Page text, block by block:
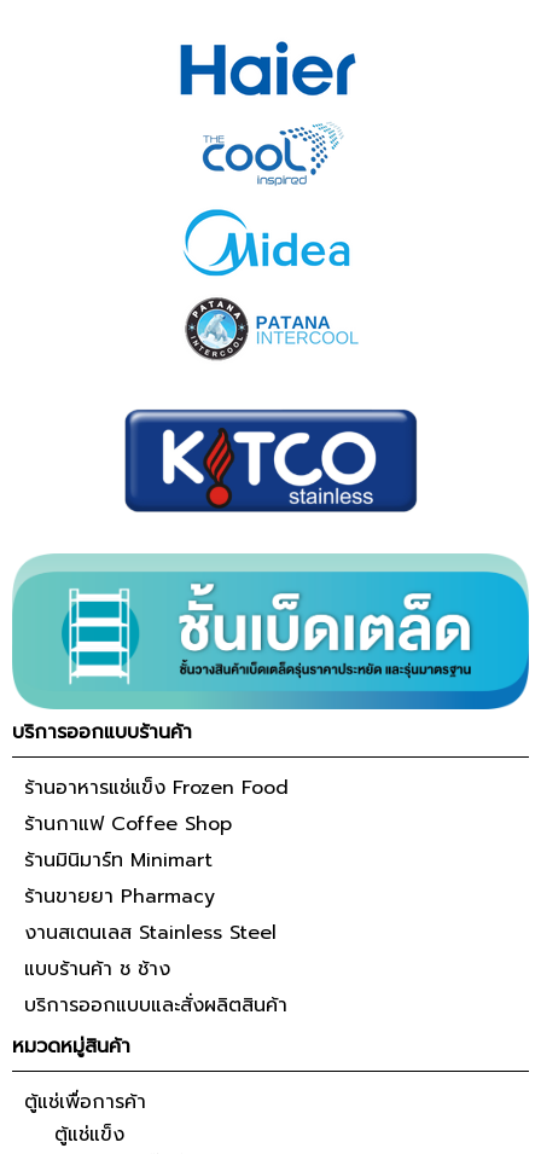
บริการออกแบบร้านค้า
ร้านอาหารแช่แข็ง Frozen Food
ร้านกาแฟ Coffee Shop
ร้านมินิมาร์ท Minimart
ร้านขายยา Pharmacy
งานสเตนเลส Stainless Steel
แบบร้านค้า ช ช้าง
บริการออกแบบและสั่งผลิตสินค้า
หมวดหมู่สินค้า
ตู้แช่เพื่อการค้า
ตู้แช่แข็ง